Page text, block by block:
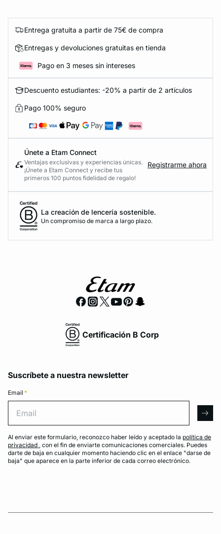
Entrega gratuita a partir de 75€ de compra
Entregas y devoluciones gratuitas en tienda
Pago en 3 meses sin intereses
Descuento estudiantes: -20% a partir de 2 artículos
Pago 100% seguro
Únete a Etam Connect
Ventajas exclusivas y experiencias únicas.
¡Únete a Etam Connect y recibe tus
primeros 100 puntos fidelidad de regalo!
Registrarme ahora
La creación de lencería sostenible.
Un compromiso de marca a largo plazo.
Certificación B Corp
Suscríbete a nuestra newsletter
Email *
Al enviar este formulario, reconozco haber leído y aceptado la política de
privacidad , con el fin de enviarte comunicaciones comerciales. Puedes
darte de baja en cualquier momento haciendo clic en el enlace "darse de
baja" que aparece en la parte inferior de cada correo electrónico.